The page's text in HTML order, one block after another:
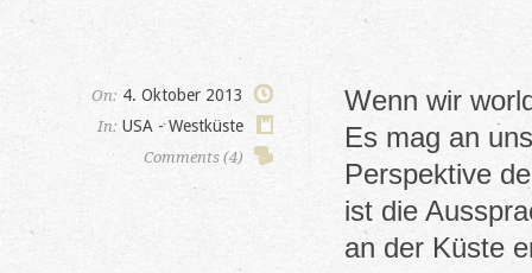
On: 4. Oktober 2013
In: USA - Westküste
Comments (4)
Wenn wir
Es mag an
Perspektive
ist die
an der Küste